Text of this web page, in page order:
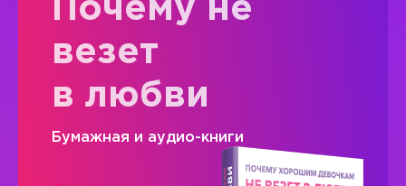
Почему не
везет
в любви
Бумажная и аудио-книги